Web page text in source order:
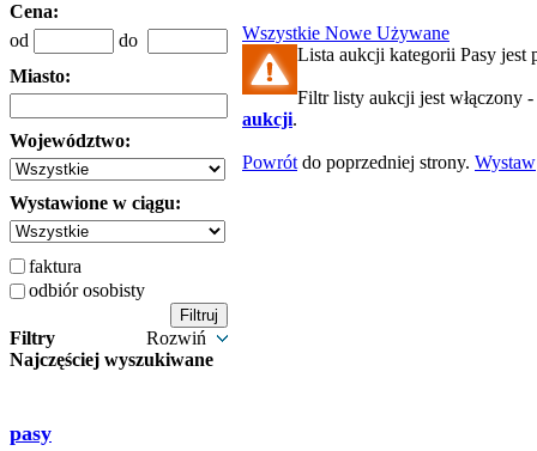
Cena:
od
do
Miasto:
Województwo:
Wystawione w ciągu:
faktura
odbiór osobisty
Filtry
Rozwiń
Najczęściej wyszukiwane
pasy
Wszystkie Nowe Używane
Lista aukcji kategorii Pasy jest
Filtr listy aukcji jest włączony -
aukcji.
Powrót do poprzedniej strony. Wystaw